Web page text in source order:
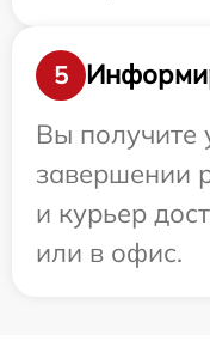
5
Вы получите
завершении
и курьер
или в офис.